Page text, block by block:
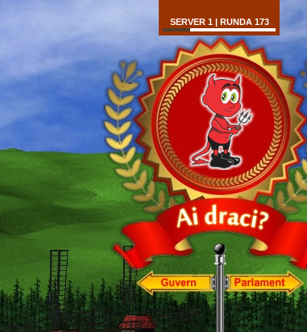
SERVER 1 | RUNDA 173